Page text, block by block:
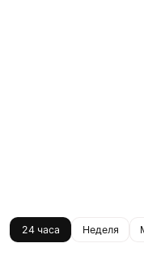
24 часа Неделя